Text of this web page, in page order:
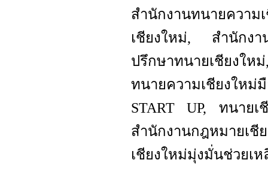
สำนักงานทนายควา
เชียงใหม่, สำนักงา
ปรึกษาทนายเชียง
ทนายความเชียงให
START UP, ทนายเ
สำนักงานกฎหมาย
เชียงใหม่มุ่งมั่นช่วยเ